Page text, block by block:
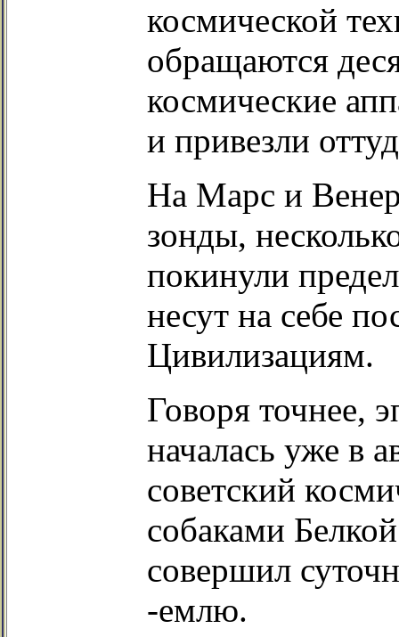
космической
обращаются
космические
и привезли
На Марс и
зонды,
покинули
несут на себе
Цивилизациям.
Говоря точнее,
началась уже в
советский
собаками
совершил
-емлю.